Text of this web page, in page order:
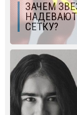
ЗАЧЕМ
СЕТКУ?